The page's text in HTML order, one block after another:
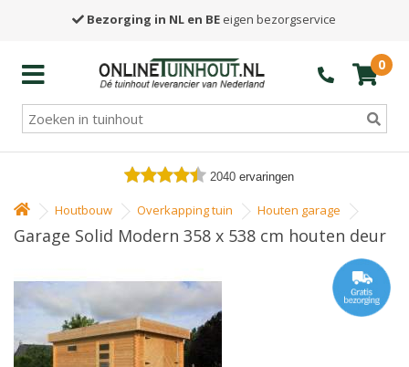
Bezorging in NL en BE eigen bezorgservice
0
2040 ervaringen
Houtbouw Overkapping tuin Houten garage
Garage Solid Modern 358 x 538 cm houten deur